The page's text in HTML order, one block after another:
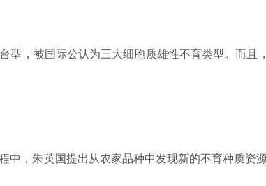
，被国际公认为三大细胞质雄性不育类型。而且
，朱英国提出从农家品种中发现新的不育种质资